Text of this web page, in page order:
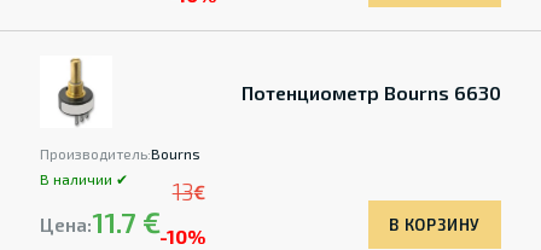
Потенциометр Bourns 6630
Производитель:Bourns
В наличии ✔
Цена:11.7 €
13€
-10%
В КОРЗИНУ